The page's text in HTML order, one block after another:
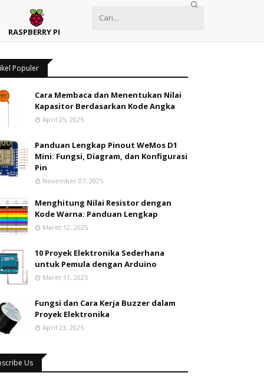
RASPBERRY PI
Populer
Cara Membaca dan Menentukan Nilai
Kapasitor Berdasarkan Kode Angka
April 25, 2025
Panduan Lengkap Pinout WeMos D1
Mini: Fungsi, Diagram, dan Konfigurasi
Pin
November 07, 2025
Menghitung Nilai Resistor dengan
Kode Warna: Panduan Lengkap
Maret 12, 2025
10 Proyek Elektronika Sederhana
untuk Pemula dengan Arduino
Maret 11, 2025
Fungsi dan Cara Kerja Buzzer dalam
Proyek Elektronika
April 23, 2025
Us